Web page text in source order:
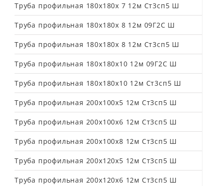
Труба профильная 180х180х 7 12м Ст3сп5 Ш
Труба профильная 180х180х 8 12м 09Г2С Ш
Труба профильная 180х180х 8 12м Ст3сп5 Ш
Труба профильная 180х180х10 12м 09Г2С Ш
Труба профильная 180х180х10 12м Ст3сп5 Ш
Труба профильная 200х100х5 12м Ст3сп5 Ш
Труба профильная 200х100х6 12м Ст3сп5 Ш
Труба профильная 200х100х8 12м Ст3сп5 Ш
Труба профильная 200х120х5 12м Ст3сп5 Ш
Труба профильная 200х120х6 12м Ст3сп5 Ш